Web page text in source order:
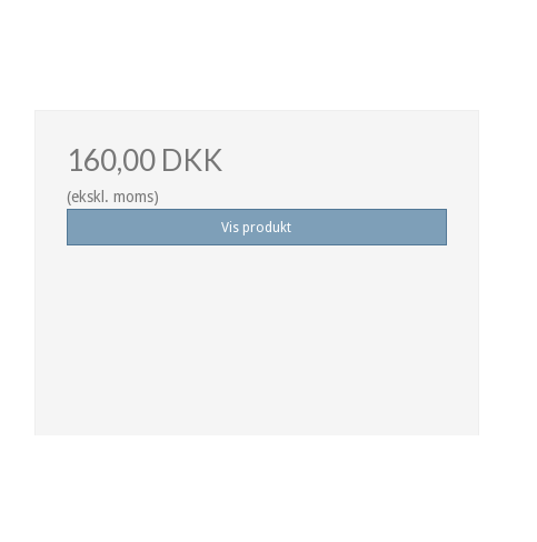
160,00 DKK
(ekskl. moms)
Vis produkt